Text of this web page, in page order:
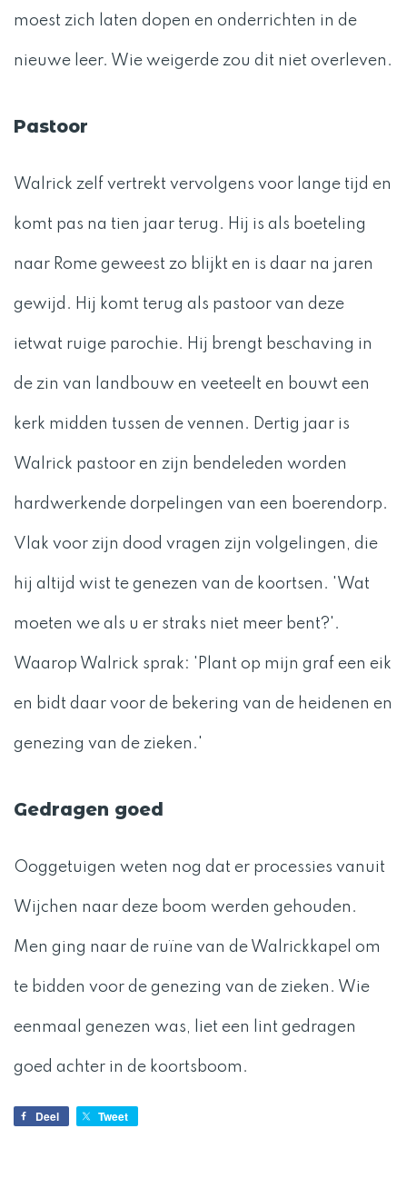
moest zich laten dopen en onderrichten in de
nieuwe leer. Wie weigerde zou dit niet overleven.
Pastoor
Walrick zelf vertrekt vervolgens voor lange tijd en
komt pas na tien jaar terug. Hij is als boeteling
naar Rome geweest zo blijkt en is daar na jaren
gewijd. Hij komt terug als pastoor van deze
ietwat ruige parochie. Hij brengt beschaving in
de zin van landbouw en veeteelt en bouwt een
kerk midden tussen de vennen. Dertig jaar is
Walrick pastoor en zijn bendeleden worden
hardwerkende dorpelingen van een boerendorp.
Vlak voor zijn dood vragen zijn volgelingen, die
hij altijd wist te genezen van de koortsen. 'Wat
moeten we als u er straks niet meer bent?'.
Waarop Walrick sprak: 'Plant op mijn graf een eik
en bidt daar voor de bekering van de heidenen en
genezing van de zieken.'
Gedragen goed
Ooggetuigen weten nog dat er processies vanuit
Wijchen naar deze boom werden gehouden.
Men ging naar de ruïne van de Walrickkapel om
te bidden voor de genezing van de zieken. Wie
eenmaal genezen was, liet een lint gedragen
goed achter in de koortsboom.
Deel Tweet